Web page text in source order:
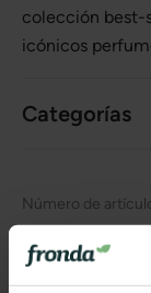
colección best-
icónicos
Categorías
Número de
¿Te ha resultado